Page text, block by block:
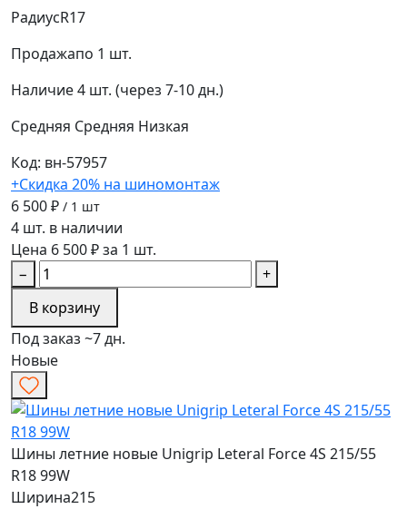
РадиусR17
Продажапо 1 шт.
Наличие4 шт. (через 7-10 дн.)
Средняя Средняя Низкая
Код: вн-57957
+Скидка 20% на шиномонтаж
6 500 ₽ / 1 шт
4 шт. в наличии
Цена 6 500 ₽ за 1 шт.
−
+
В корзину
Под заказ ~7 дн.
Новые
Шины летние новые Unigrip Leteral Force 4S 215/55
R18 99W
Ширина215